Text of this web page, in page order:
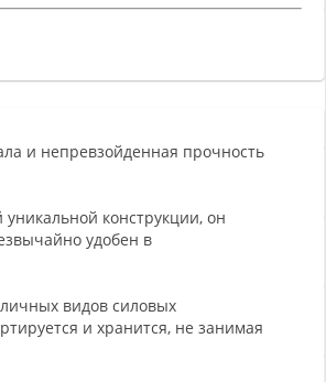
и непревзойденная прочность
конструкции, он
удобен в
видов силовых
и хранится, не занимая